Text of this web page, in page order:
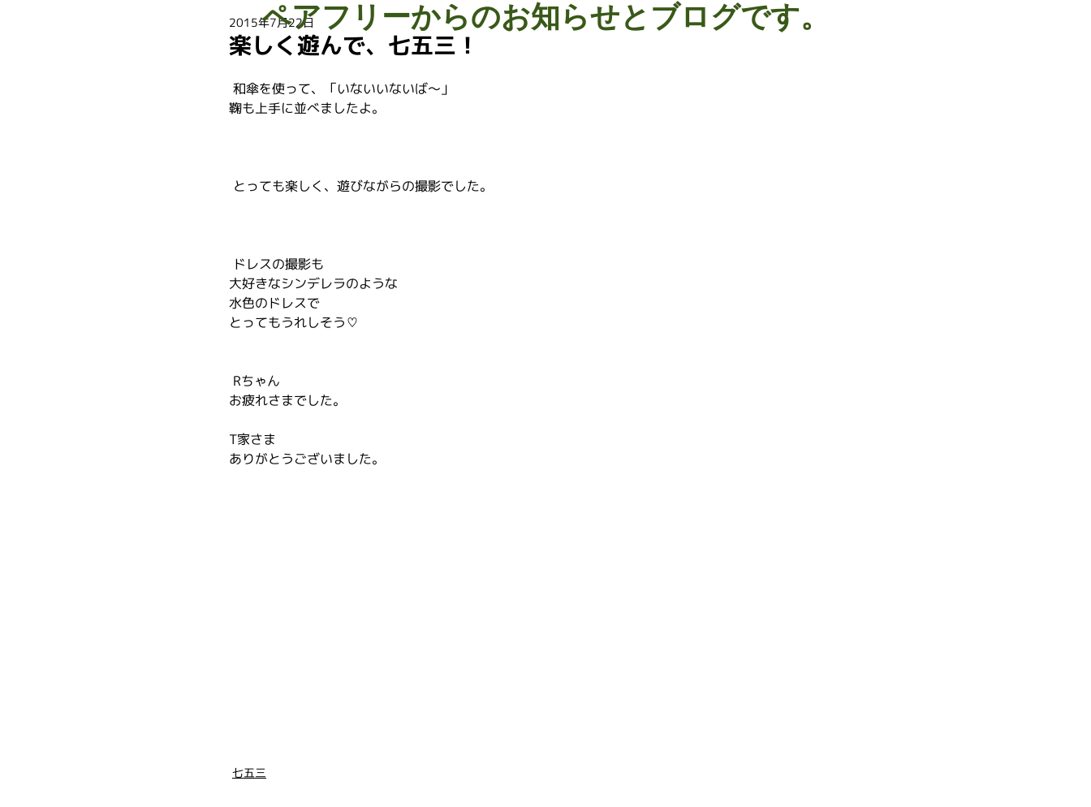
楽しく遊んで、七五三！
2015年7月22日
和傘を使って、「いないいないば～」
鞠も上手に並べましたよ。
とっても楽しく、遊びながらの撮影でした。
ドレスの撮影も
大好きなシンデレラのような
水色のドレスで
とってもうれしそう♡
Rちゃん
お疲れさまでした。
T家さま
ありがとうございました。
七五三
ペアフリーからのお知らせとブログです。